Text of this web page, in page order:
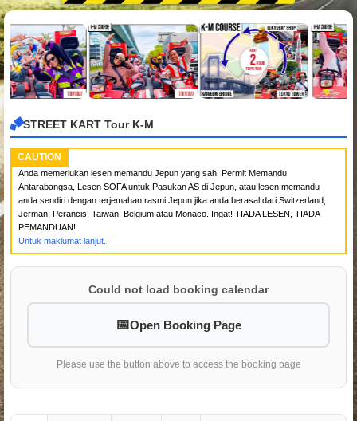
STREET KART Tour K-M
CAUTION
Anda memerlukan lesen memandu Jepun yang sah, Permit Memandu
Antarabangsa, Lesen SOFA untuk Pasukan AS di Jepun, atau lesen memandu
anda sendiri dengan terjemahan rasmi Jepun jika anda berasal dari Switzerland,
Jerman, Perancis, Taiwan, Belgium atau Monaco. Ingat! TIADA LESEN, TIADA
PEMANDUAN!
Untuk maklumat lanjut.
Could not load booking calendar
Open Booking Page
Please use the button above to access the booking page